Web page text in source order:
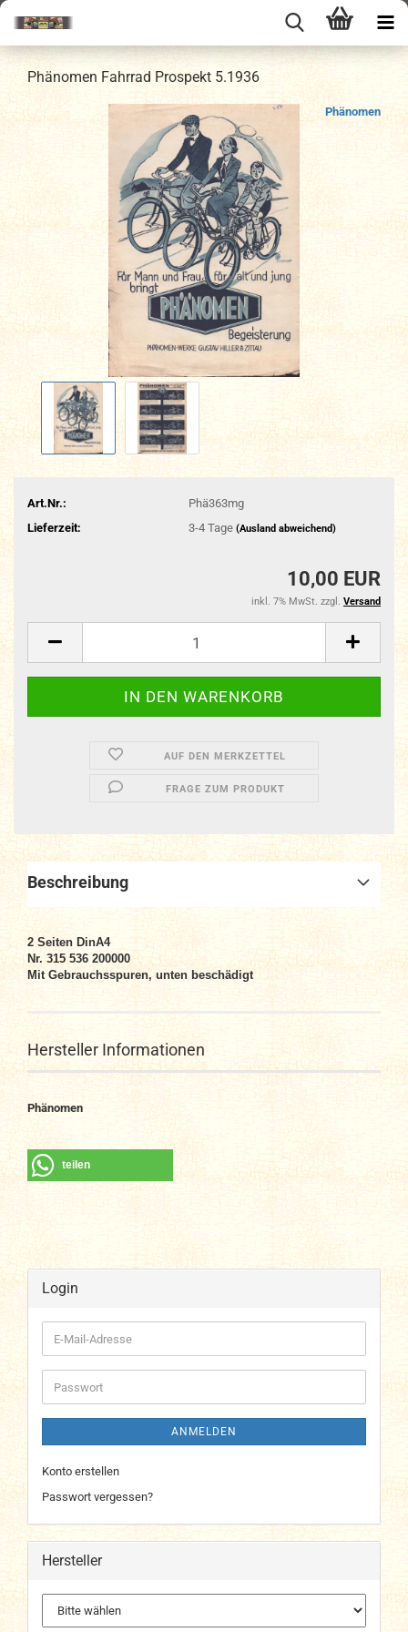
Phänomen Fahrrad Prospekt 5.1936
Phänomen
Art.Nr.:
Phä363mg
Lieferzeit:
3-4 Tage (Ausland abweichend)
10,00 EUR
inkl. 7% MwSt. zzgl. Versand
AUF DEN MERKZETTEL
FRAGE ZUM PRODUKT
Beschreibung
2 Seiten DinA4
Nr. 315 536 200000
Mit Gebrauchsspuren, unten beschädigt
Hersteller Informationen
Phänomen
teilen
Login
E-
Mail-
Adresse
Passwort
ANMELDEN
Konto erstellen
Passwort vergessen?
Hersteller